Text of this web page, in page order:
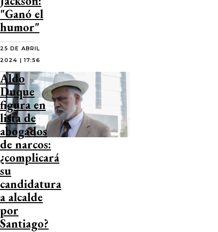
"Ganó el
humor"
25 DE ABRIL
2024 | 17:56
Aldo
Duque
figura en
lista de
abogados
de narcos:
¿complicará
su
candidatura
a alcalde
por
Santiago?